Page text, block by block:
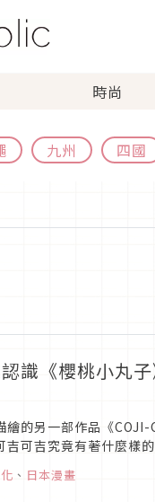
時尚
九州 四國
識《櫻桃小丸
的另一部作品《
可吉究竟有著什麼樣
、 日本漫畫